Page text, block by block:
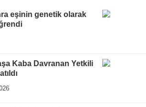
eşinin genetik olarak
Kaba Davranan Yetkili